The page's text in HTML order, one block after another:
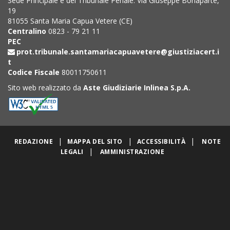
19
81055 Santa Maria Capua Vetere (CE)
Centralino 0823 - 79 21 11
PEC
prot.tribunale.santamariacapuavetere@giustiziacert.i
t
Codice Fiscale 80011750611
Sito web realizzato da Aste Giudiziarie Inlinea S.p.A.
REDAZIONE | MAPPA DEL SITO | ACCESSIBILITÀ |
NOTE
LEGALI
| AMMINISTRAZIONE